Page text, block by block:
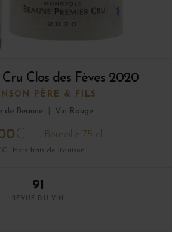
Cru Clos des Fèves 2020
PÈRE & FILS
de Beaune
Vin Rouge
€ Bouteille 75 cl
· Hors frais de livraison
91
REVUE DU VIN